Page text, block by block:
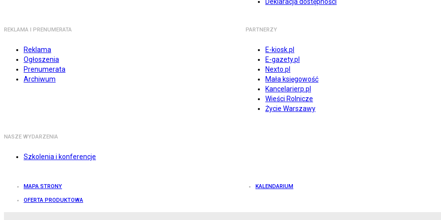
REKLAMA I PRENUMERATA
Reklama
Ogłoszenia
Prenumerata
Archiwum
PARTNERZY
E-kiosk.pl
E-gazety.pl
Nexto.pl
Mała księgowość
Kancelarierp.pl
Wieści Rolnicze
Życie Warszawy
NASZE WYDARZENIA
Szkolenia i konferencje
MAPA STRONY KALENDARIUM
OFERTA PRODUKTOWA